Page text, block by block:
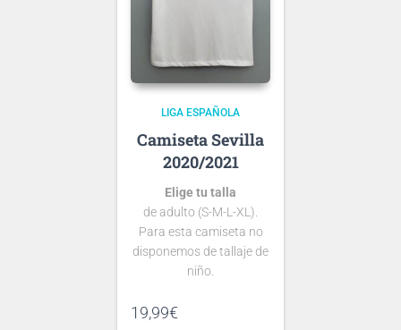
no se ha presentado la
LIGA ESPAÑOLA
Sevilla
2020/2021
Elige tu talla
de adulto (S-M-L-XL).
Para esta camiseta no
disponemos de tallaje de
niño.
19,99€